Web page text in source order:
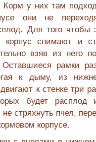
Корм у них там
они не
Для того чтобы
корпус снимают и
взяв из него
рамки
к дыму, из
к стенке три
будет
стряхнуть пчел,
корпусе.